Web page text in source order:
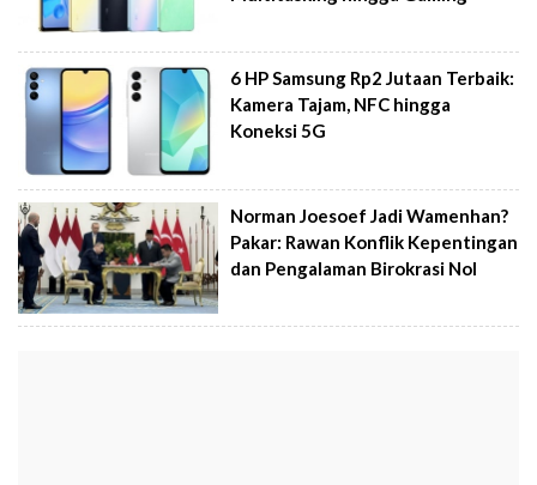
6 HP Samsung Rp2 Jutaan Terbaik:
Kamera Tajam, NFC hingga
Koneksi 5G
Norman Joesoef Jadi Wamenhan?
Pakar: Rawan Konflik Kepentingan
dan Pengalaman Birokrasi Nol